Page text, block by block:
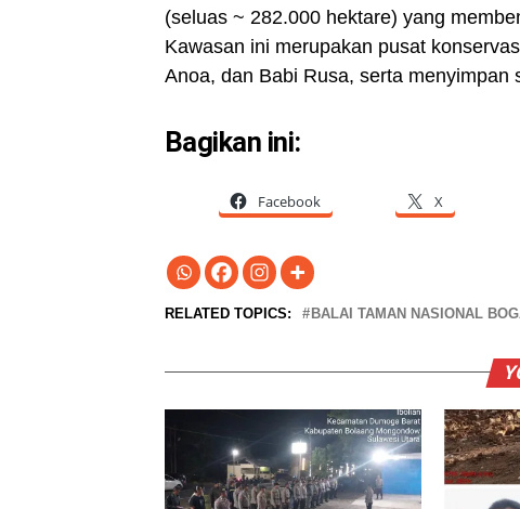
(seluas ~ 282.000 hektare) yang
Kawasan ini merupakan pusat
Anoa, dan Babi Rusa, serta menyimpan
Bagikan ini:
Facebook X
RELATED TOPICS: BALAI TAMAN NASIONAL